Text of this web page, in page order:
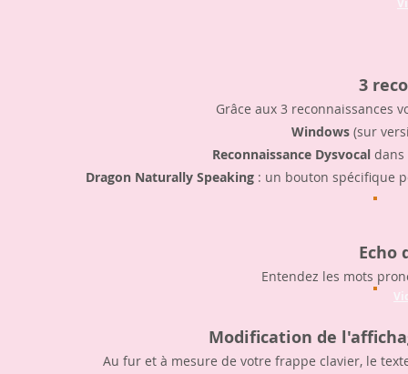
3
Grâce aux 3 reconnaissances
Windows (sur
Reconnaissance Dysvocal dans
Dragon Naturally Speaking: un bouton spécifique
Echo
Entendez les mots
Modification de
Au fur et à mesure de votre frappe clavier, le